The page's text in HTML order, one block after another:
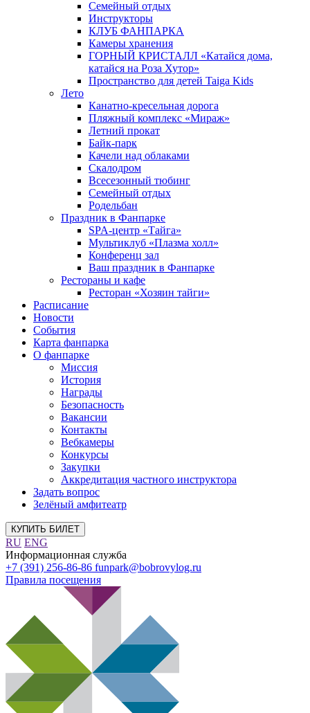
Семейный отдых
Инструкторы
КЛУБ ФАНПАРКА
Камеры хранения
ГОРНЫЙ КРИСТАЛЛ «Катайся дома,
катайся на Роза Хутор»
Пространство для детей Taiga Kids
Лето
Канатно-кресельная дорога
Пляжный комплекс «Мираж»
Летний прокат
Байк-парк
Качели над облаками
Скалодром
Всесезонный тюбинг
Семейный отдых
Родельбан
Праздник в Фанпарке
SPA-центр «Тайга»
Мультиклуб «Плазма холл»
Конференц зал
Ваш праздник в Фанпарке
Рестораны и кафе
Ресторан «Хозяин тайги»
Расписание
Новости
События
Карта фанпарка
О фанпарке
Миссия
История
Награды
Безопасность
Вакансии
Контакты
Вебкамеры
Конкурсы
Закупки
Аккредитация частного инструктора
Задать вопрос
Зелёный амфитеатр
КУПИТЬ БИЛЕТ
RU ENG
Информационная служба
+7 (391) 256-86-86 funpark@bobrovylog.ru
Правила посещения